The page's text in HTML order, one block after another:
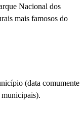
Nacional dos
mais famosos do
(data comumente
municipais).